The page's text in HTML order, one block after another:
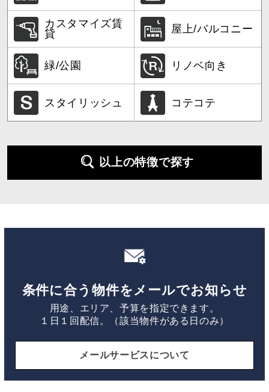
カスタマイズ賃
貸
屋上/バルコニー
緑/公園 リノベ向き
スタイリッシュ コテコテ
以上の特徴で探す
条件に合う物件をメールでお知らせ
用途、エリア、予算を指定できます。
１日１回配信。（該当物件がある日のみ）
メールサービスについて